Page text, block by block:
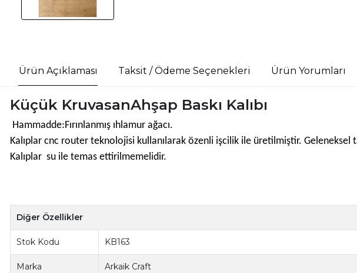
Ürün Açıklaması Taksit / Ödeme Seçenekleri Ürün Yorumları
Küçük KruvasanAhşap Baskı Kalıbı
Hammadde:Fırınlanmış ıhlamur ağacı.
Kalıplar cnc router teknolojisi kullanılarak özenli işcilik ile üretilmiştir. Geleneksel
Kalıplar su ile temas ettirilmemelidir.
Diğer Özellikler
Stok Kodu KB163
Marka Arkaik Craft